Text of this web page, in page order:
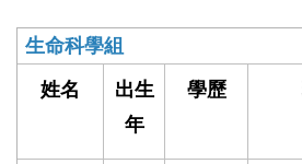
生命科學組
姓名
出生
年
學歷